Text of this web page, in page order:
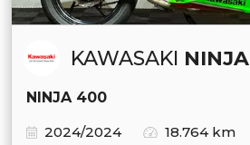
KAWASAKI NINJA
NINJA 400
2024/2024
18.764 km